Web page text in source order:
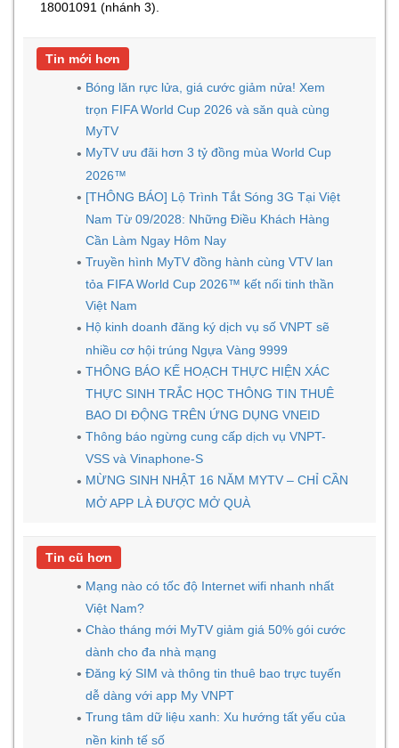
18001091 (nhánh 3).
Tin mới hơn
Bóng lăn rực lửa, giá cước giảm nửa! Xem
trọn FIFA World Cup 2026 và săn quà cùng
MyTV
MyTV ưu đãi hơn 3 tỷ đồng mùa World Cup
2026™
[THÔNG BÁO] Lộ Trình Tắt Sóng 3G Tại Việt
Nam Từ 09/2028: Những Điều Khách Hàng
Cần Làm Ngay Hôm Nay
Truyền hình MyTV đồng hành cùng VTV lan
tỏa FIFA World Cup 2026™ kết nối tinh thần
Việt Nam
Hộ kinh doanh đăng ký dịch vụ số VNPT sẽ
nhiều cơ hội trúng Ngựa Vàng 9999
THÔNG BÁO KẾ HOẠCH THỰC HIỆN XÁC
THỰC SINH TRẮC HỌC THÔNG TIN THUÊ
BAO DI ĐỘNG TRÊN ỨNG DỤNG VNEID
Thông báo ngừng cung cấp dịch vụ VNPT-
VSS và Vinaphone-S
MỪNG SINH NHẬT 16 NĂM MYTV – CHỈ CẦN
MỞ APP LÀ ĐƯỢC MỞ QUÀ
Tin cũ hơn
Mạng nào có tốc độ Internet wifi nhanh nhất
Việt Nam?
Chào tháng mới MyTV giảm giá 50% gói cước
dành cho đa nhà mạng
Đăng ký SIM và thông tin thuê bao trực tuyến
dễ dàng với app My VNPT
Trung tâm dữ liệu xanh: Xu hướng tất yếu của
nền kinh tế số